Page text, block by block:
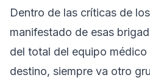
Dentro de las críticas de
manifestado de esas
del total del equipo
destino, siempre va otro